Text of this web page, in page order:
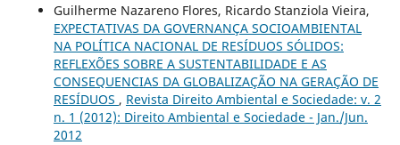
Guilherme Nazareno Flores, Ricardo Stanziola Vieira,
EXPECTATIVAS DA GOVERNANÇA SOCIOAMBIENTAL
NA POLÍTICA NACIONAL DE RESÍDUOS SÓLIDOS:
REFLEXÕES SOBRE A SUSTENTABILIDADE E AS
CONSEQUENCIAS DA GLOBALIZAÇÃO NA GERAÇÃO DE
RESÍDUOS , Revista Direito Ambiental e Sociedade: v. 2
n. 1 (2012): Direito Ambiental e Sociedade - Jan./Jun.
2012